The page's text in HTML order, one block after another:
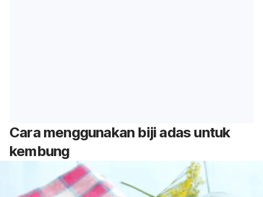
Cara menggunakan biji adas untuk
kembung